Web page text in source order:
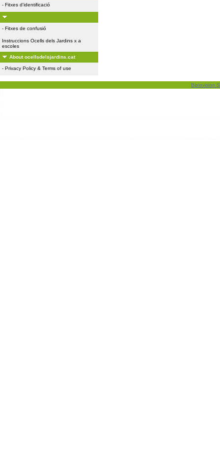
- Fitxes d'identificació
- Fitxes de confusió
Instruccions Ocells dels Jardins x a
escoles
About ocellsdelsjardins.cat
- Privacy Policy & Terms of use
Biolovision